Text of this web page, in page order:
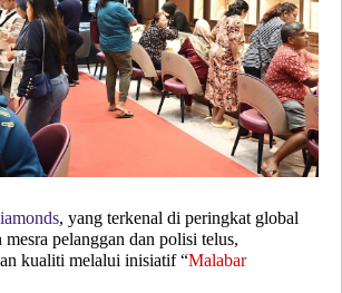
, yang terkenal di peringkat global
mesra pelanggan dan polisi telus,
kualiti melalui inisiatif “Malabar